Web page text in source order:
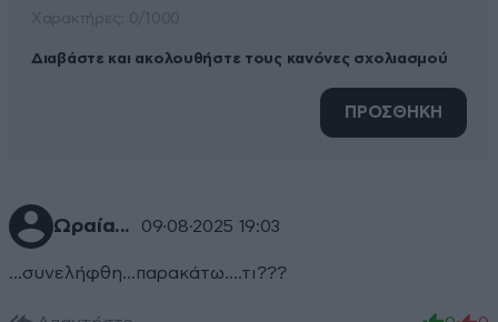
Διαβάστε και ακολουθήστε τους κανόνες σχολιασμού
ΠΡΟΣΘΗΚΗ
Ωραία... 09·08·2025 19:03
...συνελήφθη...παρακάτω....τι???